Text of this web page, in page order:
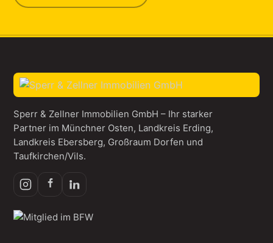
Sperr & Zellner Immobilien GmbH – Ihr starker
Partner im Münchner Osten, Landkreis Erding,
Landkreis Ebersberg, Großraum Dorfen und
Taufkirchen/Vils.